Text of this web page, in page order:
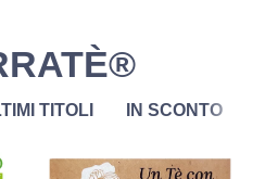
TITOLI IN SCONTO